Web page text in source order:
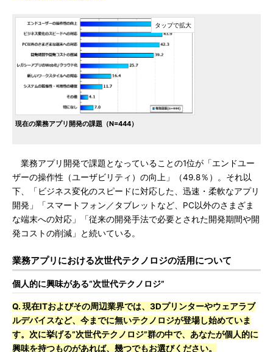
現在の業務アプリ開発の課題（N=444）
業務アプリ開発で課題となっていることの1位が「エンドユー
ザーの操作性（ユーザビリティ）の向上」（49.8％）。それ以
下、「ビジネス変化のスピードに対応した、迅速・柔軟なアプリ
開発」「スマートフォン／タブレットなど、PC以外のさまざま
な端末への対応」「従来の開発手法で必要とされた開発期間や開
発コストの削減」と続いている。
業務アプリにおける次世代テクノロジの活用について
個人的に興味がある“次世代テクノロジ”
Q. 現在ITおよびその周辺業界では、3Dプリンターやウェアラブ
ルデバイスなど、今までに無いテクノロジが登場し始めていま
す。次に挙げる“次世代テクノロジ”群の中で、あなたが個人的に
興味を持つものがあれば、幾つでもお選びください。